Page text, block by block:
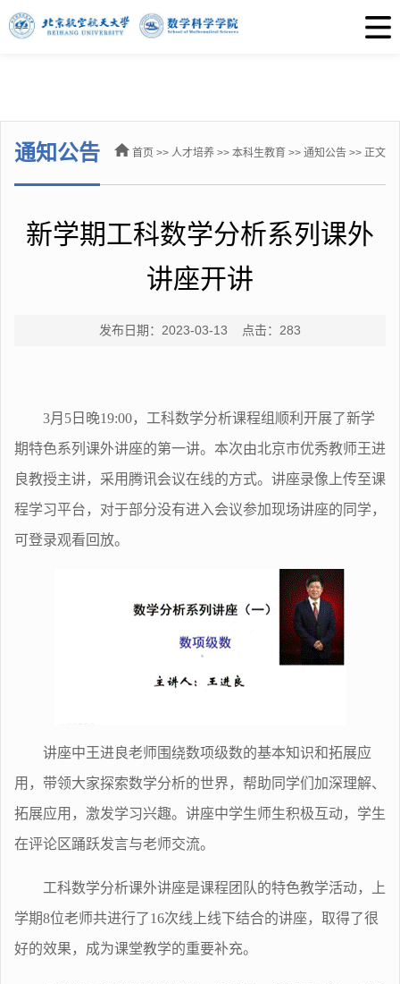
通知公告 首页 >> 人才培养 >> 本科生教育 >> 通知公告 >> 正文
新学期工科数学分析系列课外
讲座开讲
发布日期：2023-03-13 点击： 283
3月 5 日晚19:00，工科数学分析课程组顺利开展了新学
期特色系列课外讲座的第一讲。本次由北京市优秀教师王进
良教授主讲，采用腾讯会议在线的方式。讲座录像上传至课
程学习平台，对于部分没有进入会议参加现场讲座的同学，
可登录观看回放。
讲座中王进良老师围绕数项级数的基本知识和拓展应
用，带领大家探索数学分析的世界，帮助同学们加深理解、
拓展应用，激发学习兴趣。讲座中学生师生积极互动，学生
在评论区踊跃发言与老师交流。
工科数学分析课外讲座是课程团队的特色教学活动，上
学期8位老师共进行了16次线上线下结合的讲座，取得了很
好的效果，成为课堂教学的重要补充。